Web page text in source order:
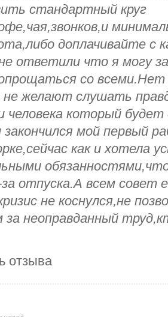
стандартный круг
доплачивайте с
ответили что я могу
со всеми.Нет
не желают слушать
человека который будет
закончился мой первый
как и хотела
за отпуска.А всем
не коснулся,не
за неоправданный
отзыва